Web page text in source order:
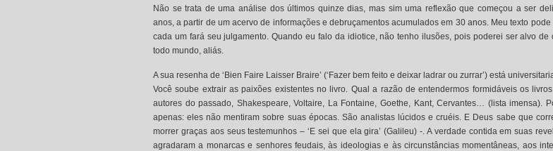
Não se trata de uma análise dos últimos quinze dias, mas sim uma reflexão que começou a ser
anos, a partir de um acervo de informações e debruçamentos acumulados em 30 anos. Meu texto pode
cada um fará seu julgamento. Quando eu falo da idiotice, não tenho ilusões, pois poderei ser alvo de
todo mundo, aliás.
A sua resenha de ‘Bien Faire Laisser Braire’ (‘Fazer bem feito e deixar ladrar ou zurrar’) está
Você soube extrair as paixões existentes no livro. Qual a razão de entendermos formidáveis os
autores do passado, Shakespeare, Voltaire, La Fontaine, Goethe, Kant, Cervantes… (lista imensa).
apenas: eles não mentiram sobre suas épocas. São analistas lúcidos e cruéis. E Deus sabe que
morrer graças aos seus testemunhos – ‘E sei que ela gira’ (Galileu) -. A verdade contida em suas
agradaram a monarcas e senhores feudais, às ideologias e às circunstâncias momentâneas, aos